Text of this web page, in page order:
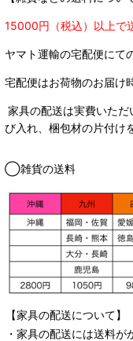
15000円（税込）以上で
ヤマト運輸の宅配便にて
宅配便はお荷物のお届け
家具の配送は実費いた
び入れ、梱包材の片付け
◯雑貨の送料
【家具の配送について】
・家具の配送には送料が